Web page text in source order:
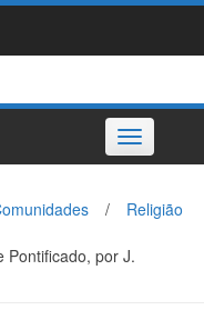
Toggle
navigation
/
Religião
Pontificado, por J.